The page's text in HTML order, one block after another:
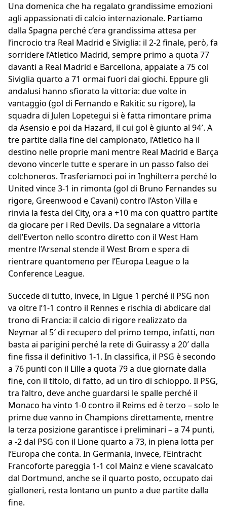
Una domenica che ha regalato grandissime emozioni
agli appassionati di calcio internazionale. Partiamo
dalla Spagna perché c’era grandissima attesa per
l’incrocio tra Real Madrid e Siviglia: il 2-2 finale, però, fa
sorridere l’Atletico Madrid, sempre primo a quota 77
davanti a Real Madrid e Barcellona, appaiate a 75 col
Siviglia quarto a 71 ormai fuori dai giochi. Eppure gli
andalusi hanno sfiorato la vittoria: due volte in
vantaggio (gol di Fernando e Rakitic su rigore), la
squadra di Julen Lopetegui si è fatta rimontare prima
da Asensio e poi da Hazard, il cui gol è giunto al 94′. A
tre partite dalla fine del campionato, l’Atletico ha il
destino nelle proprie mani mentre Real Madrid e Barça
devono vincerle tutte e sperare in un passo falso dei
colchoneros. Trasferiamoci poi in Inghilterra perché lo
United vince 3-1 in rimonta (gol di Bruno Fernandes su
rigore, Greenwood e Cavani) contro l’Aston Villa e
rinvia la festa del City, ora a +10 ma con quattro partite
da giocare per i Red Devils. Da segnalare a vittoria
dell’Everton nello scontro diretto con il West Ham
mentre l’Arsenal stende il West Brom e spera di
rientrare quantomeno per l’Europa League o la
Conference League.
Succede di tutto, invece, in Ligue 1 perché il PSG non
va oltre l’1-1 contro il Rennes e rischia di abdicare dal
trono di Francia: il calcio di rigore realizzato da
Neymar al 5′ di recupero del primo tempo, infatti, non
basta ai parigini perché la rete di Guirassy a 20′ dalla
fine fissa il definitivo 1-1. In classifica, il PSG è secondo
a 76 punti con il Lille a quota 79 a due giornate dalla
fine, con il titolo, di fatto, ad un tiro di schioppo. Il PSG,
tra l’altro, deve anche guardarsi le spalle perché il
Monaco ha vinto 1-0 contro il Reims ed è terzo – solo le
prime due vanno in Champions direttamente, mentre
la terza posizione garantisce i preliminari – a 74 punti,
a -2 dal PSG con il Lione quarto a 73, in piena lotta per
l’Europa che conta. In Germania, invece, l’Eintracht
Francoforte pareggia 1-1 col Mainz e viene scavalcato
dal Dortmund, anche se il quarto posto, occupato dai
gialloneri, resta lontano un punto a due partite dalla
fine.